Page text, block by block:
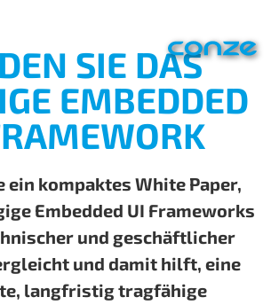
SIE DAS
EMBEDDED
ein kompaktes White Paper,
Embedded UI Frameworks
und geschäftlicher
und damit hilft, eine
langfristig tragfähige